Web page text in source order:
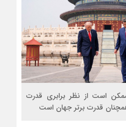
است از نظر برابری قدرت
قدرت برتر جهان است